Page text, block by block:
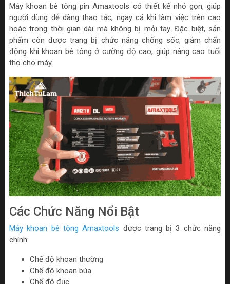
Máy khoan bê tông pin Amaxtools có thiết kế nhỏ gọn, giúp
người dùng dễ dàng thao tác, ngay cả khi làm việc trên cao
hoặc trong thời gian dài mà không bị mỏi tay. Đặc biệt, sản
phẩm còn được trang bị chức năng chống sốc, giảm chấn
động khi khoan bê tông ở cường độ cao, giúp nâng cao tuổi
thọ cho máy.
Các Chức Năng Nổi Bật
Máy khoan bê tông Amaxtools được trang bị 3 chức năng
chính:
Chế độ khoan thường
Chế độ khoan búa
Chế độ đục